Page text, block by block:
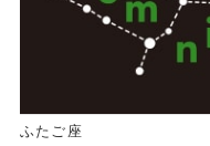
ふたご座